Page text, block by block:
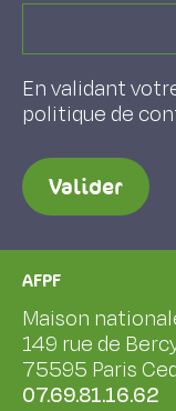
En validant
politique de
Valider
AFPF
Maison
149 rue de
75595 Paris
07.69.81.16.62